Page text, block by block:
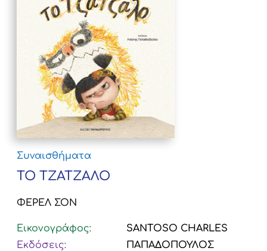
Συναισθήματα
ΤΟ ΤΖΑΤΖΑΛΟ
ΦΕΡΕΛ ΣΟΝ
Εικονογράφος:
SANTOSO CHARLES
Εκδόσεις:
ΠΑΠΑΔΟΠΟΥΛΟΣ